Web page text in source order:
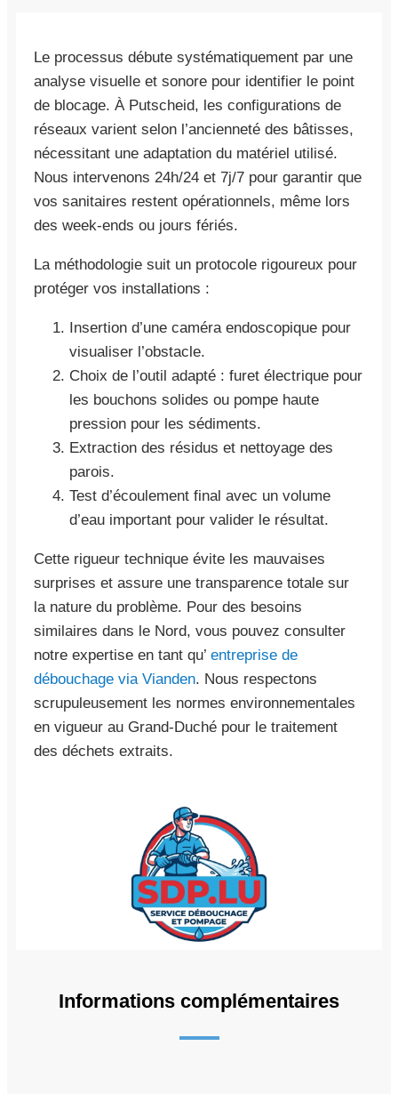
Le processus débute systématiquement par une
analyse visuelle et sonore pour identifier le point
de blocage. À Putscheid, les configurations de
réseaux varient selon l’ancienneté des bâtisses,
nécessitant une adaptation du matériel utilisé.
Nous intervenons 24h/24 et 7j/7 pour garantir que
vos sanitaires restent opérationnels, même lors
des week-ends ou jours fériés.
La méthodologie suit un protocole rigoureux pour
protéger vos installations :
Insertion d’une caméra endoscopique pour
visualiser l’obstacle.
Choix de l’outil adapté : furet électrique pour
les bouchons solides ou pompe haute
pression pour les sédiments.
Extraction des résidus et nettoyage des
parois.
Test d’écoulement final avec un volume
d’eau important pour valider le résultat.
Cette rigueur technique évite les mauvaises
surprises et assure une transparence totale sur
la nature du problème. Pour des besoins
similaires dans le Nord, vous pouvez consulter
notre expertise en tant qu’ entreprise de
débouchage via Vianden. Nous respectons
scrupuleusement les normes environnementales
en vigueur au Grand-Duché pour le traitement
des déchets extraits.
Informations complémentaires